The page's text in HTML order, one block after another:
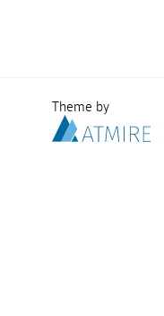
Theme by